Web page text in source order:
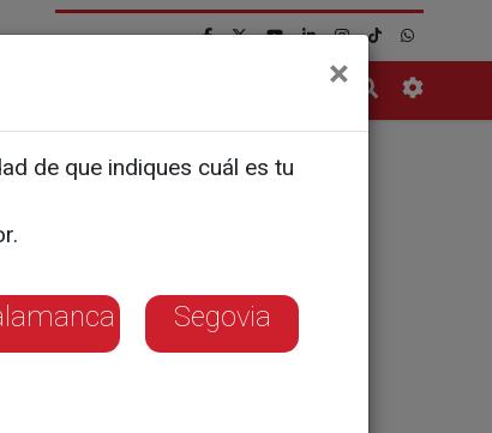
×
de que indiques cuál es tu
Segovia